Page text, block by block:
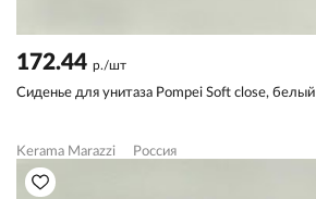
172.44 р./шт
Сиденье для унитаза Pompei Soft close, белый
Kerama Marazzi Россия